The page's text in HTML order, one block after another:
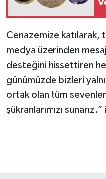
Cenazemize katılarak,
medya üzerinden
desteğini hissettiren
günümüzde bizleri
ortak olan tüm
şükranlarımızı